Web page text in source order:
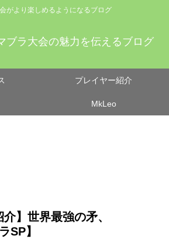
がより楽しめるようになるブログ
ブラ大会の魅力を伝えるブログ
プレイヤー紹介
MkLeo
介】世界最強の矛、
SP】